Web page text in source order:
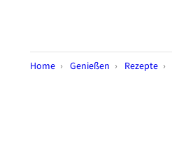
Home › Genießen › Rezepte ›